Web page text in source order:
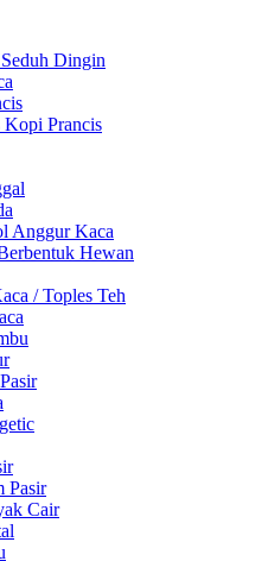
Dingin
Kopi Prancis
Anggur Kaca
Hewan
/ Toples Teh
Pasir
Cair